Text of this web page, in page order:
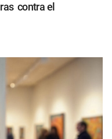
contra el